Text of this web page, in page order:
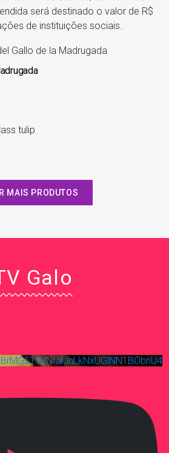
será destinado o valor de R$
de instituições sociais.
tulip
MAIS PRODUTOS
Galo